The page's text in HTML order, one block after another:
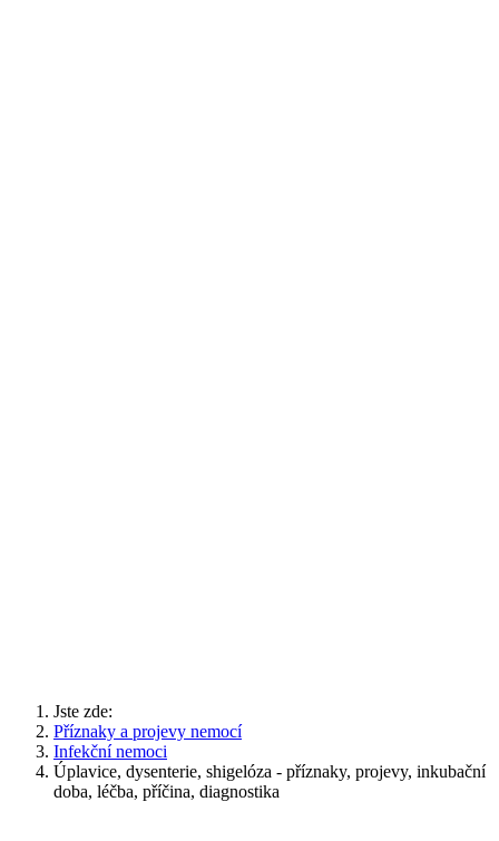
Jste zde:
Příznaky a projevy nemocí
Infekční nemoci
Úplavice, dysenterie, shigelóza - příznaky, projevy, inkubační
doba, léčba, příčina, diagnostika